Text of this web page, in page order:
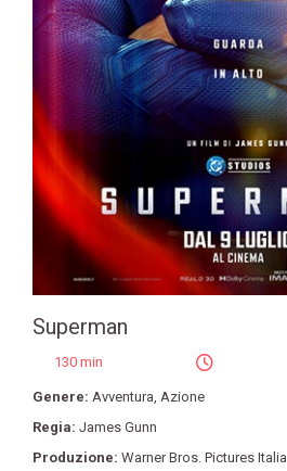
Superman
130 min
Genere: Avventura Azione
Regia: James Gunn
Produzione: Warner Bros. Pictures Italia